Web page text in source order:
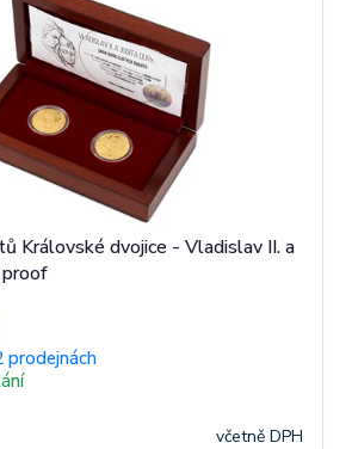
Královské dvojice - Vladislav II. a
proof
prodejnách
včetně DPH